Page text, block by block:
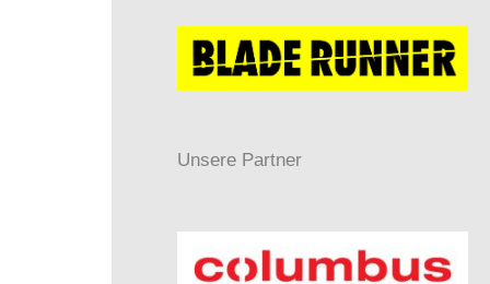
Unsere Partner